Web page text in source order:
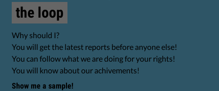
the loop
Why should I?
You will get the latest reports before anyone else!
You can follow what we are doing for your rights!
You will know about our achivements!
Show me a sample!